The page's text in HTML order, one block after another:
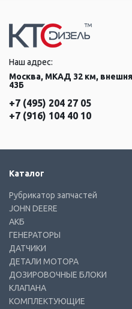
Наш адрес:
Москва, МКАД 32 км,
43Б
+7 (495) 204 27 05
+7 (916) 104 40 10
Каталог
Рубрикатор запчастей
JOHN DEERE
АКБ
ГЕНЕРАТОРЫ
ДАТЧИКИ
ДЕТАЛИ МОТОРА
ДОЗИРОВОЧНЫЕ БЛОКИ
КЛАПАНА
КОМПЛЕКТУЮЩИЕ